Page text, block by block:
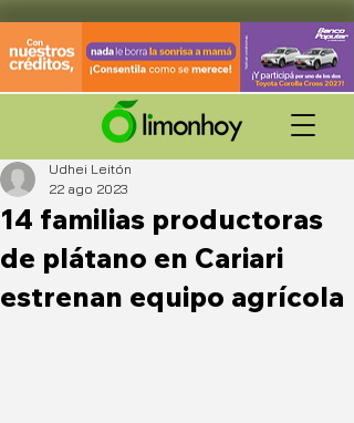
14 familias productoras
de plátano en Cariari
estrenan equipo agrícola
Udhei Leitón
22 ago 2023